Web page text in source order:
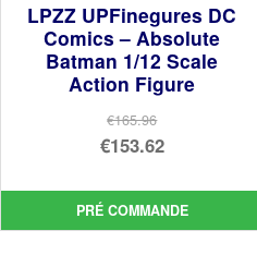
LPZZ UPFinegures DC
Comics – Absolute
Batman 1/12 Scale
Action Figure
€165.96
Le
initial
était :
€153.62
prix
actuel
PRÉ COMMANDE